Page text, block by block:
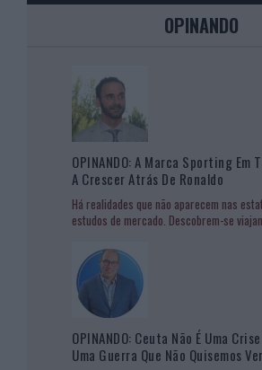
OPINANDO
OPINANDO: A Marca Sporting Em
A Crescer Atrás De Ronaldo
Há realidades que não aparecem nas
estudos de mercado. Descobrem-se
OPINANDO: Ceuta Não É Uma
Uma Guerra Que Não Quisemos Ver